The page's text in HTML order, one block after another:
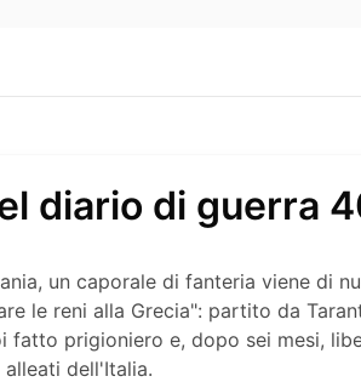
diario di guerra
un caporale di fanteria viene di
le reni alla Grecia": partito da
fatto prigioniero e, dopo sei mesi,
dell'Italia.